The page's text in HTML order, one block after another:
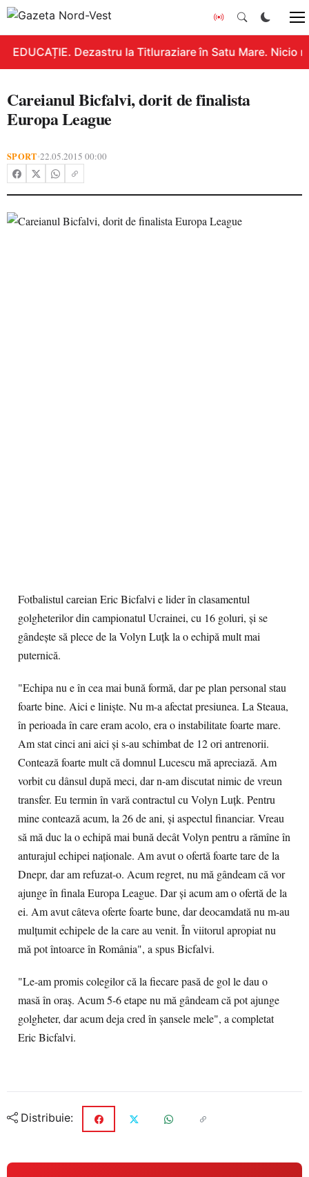
EDUCAȚIE. Dezastru la Titluraziare în Satu Mare. Nicio
Careianul Bicfalvi, dorit de finalista
Europa League
SPORT•22.05.2015 00:00
Fotbalistul careian Eric Bicfalvi e lider în clasamentul
golgheterilor din campionatul Ucrainei, cu 16 goluri, și se
gândește să plece de la Volyn Luțk la o echipă mult mai
puternică.
"Echipa nu e în cea mai bună formă, dar pe plan personal stau
foarte bine. Aici e liniște. Nu m-a afectat presiunea. La Steaua,
în perioada în care eram acolo, era o instabilitate foarte mare.
Am stat cinci ani aici și s-au schimbat de 12 ori antrenorii.
Contează foarte mult că domnul Lucescu mă apreciază. Am
vorbit cu dânsul după meci, dar n-am discutat nimic de vreun
transfer. Eu termin în vară contractul cu Volyn Luțk. Pentru
mine contează acum, la 26 de ani, și aspectul financiar. Vreau
să mă duc la o echipă mai bună decât Volyn pentru a rămîne în
anturajul echipei naționale. Am avut o ofertă foarte tare de la
Dnepr, dar am refuzat-o. Acum regret, nu mă gândeam că vor
ajunge în finala Europa League. Dar și acum am o ofertă de la
ei. Am avut câteva oferte foarte bune, dar deocamdată nu m-au
mulțumit echipele de la care au venit. În viitorul apropiat nu
mă pot întoarce în România", a spus Bicfalvi.
"Le-am promis colegilor că la fiecare pasă de gol le dau o
masă în oraș. Acum 5-6 etape nu mă gândeam că pot ajunge
golgheter, dar acum deja cred în șansele mele", a completat
Eric Bicfalvi.
Distribuie: